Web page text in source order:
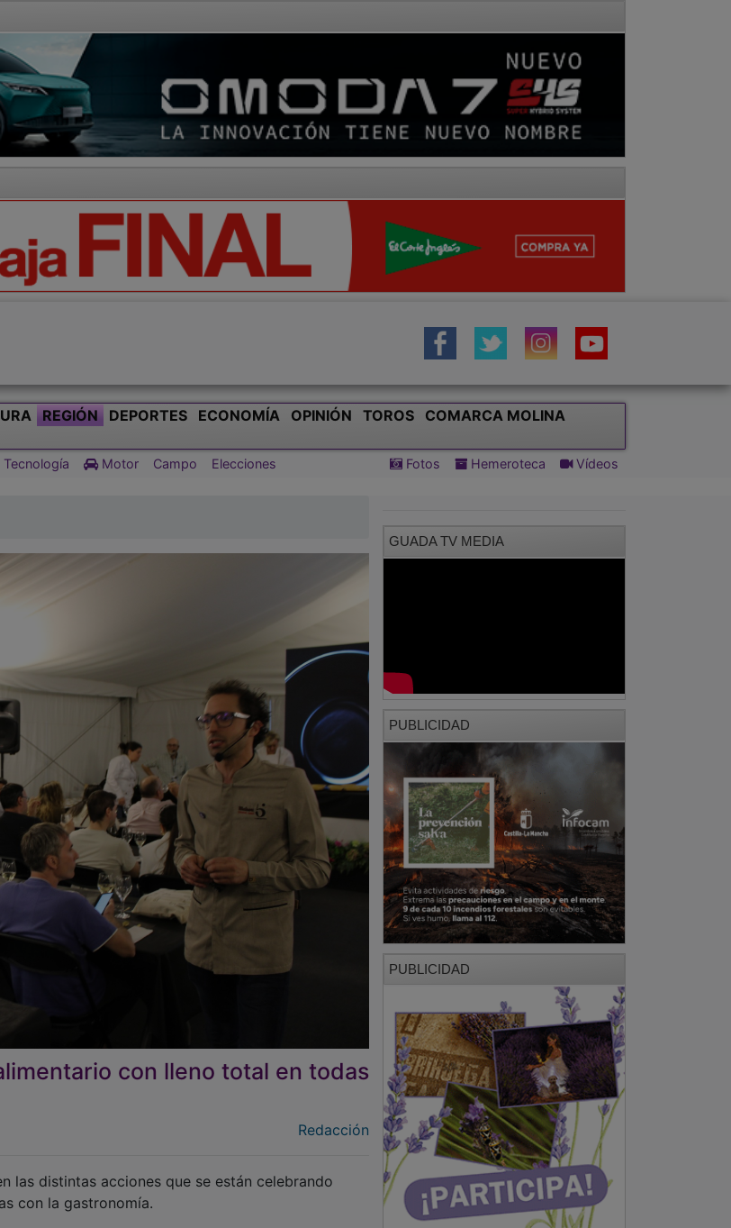
REGIÓN DEPORTES ECONOMÍA OPINIÓN TOROS
COMARCA MOLINA
Tecnología Motor Campo Elecciones Fotos Hemeroteca Vídeos
con lleno total en todas
Redacción
las distintas acciones que se están celebrando
con la gastronomía.
GUADA TV MEDIA
PUBLICIDAD
PUBLICIDAD